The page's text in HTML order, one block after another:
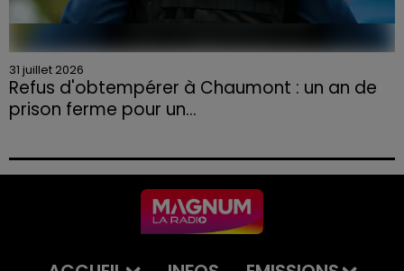
31 juillet 2026
Refus d'obtempérer à Chaumont : un an de
prison ferme pour un...
permis et la confiscation de son véhicule.